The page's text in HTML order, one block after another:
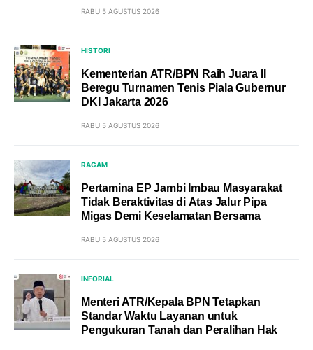
RABU 5 AGUSTUS 2026
HISTORI
Kementerian ATR/BPN Raih Juara II
Beregu Turnamen Tenis Piala Gubernur
DKI Jakarta 2026
RABU 5 AGUSTUS 2026
RAGAM
Pertamina EP Jambi Imbau Masyarakat
Tidak Beraktivitas di Atas Jalur Pipa
Migas Demi Keselamatan Bersama
RABU 5 AGUSTUS 2026
INFORIAL
Menteri ATR/Kepala BPN Tetapkan
Standar Waktu Layanan untuk
Pengukuran Tanah dan Peralihan Hak